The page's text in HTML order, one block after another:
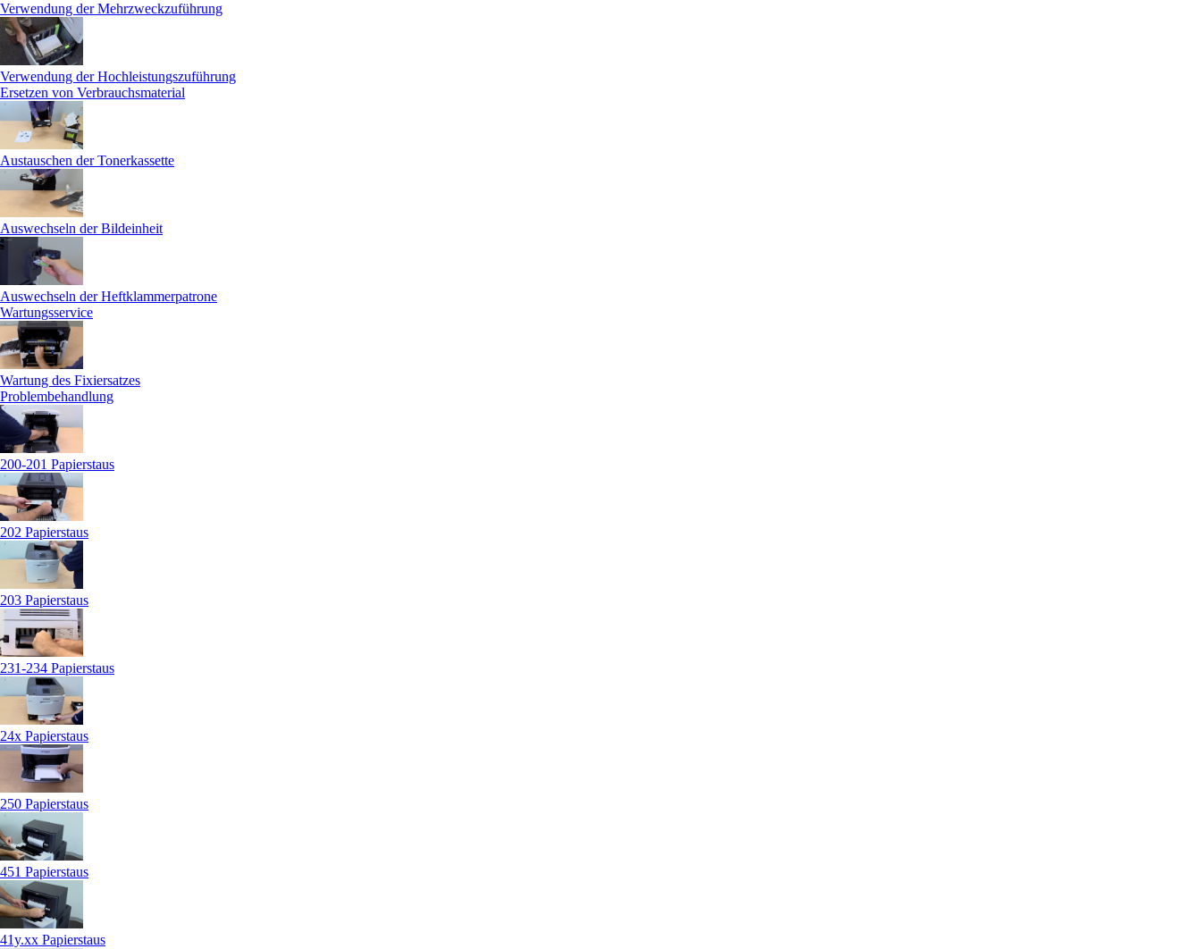
Verwendung der Mehrzweckzuführung
Verwendung der Hochleistungszuführung
Ersetzen von Verbrauchsmaterial
Austauschen der Tonerkassette
Auswechseln der Bildeinheit
Auswechseln der Heftklammerpatrone
Wartungsservice
Wartung des Fixiersatzes
Problembehandlung
200-201 Papierstaus
202 Papierstaus
203 Papierstaus
231-234 Papierstaus
24x Papierstaus
250 Papierstaus
451 Papierstaus
41y.xx Papierstaus